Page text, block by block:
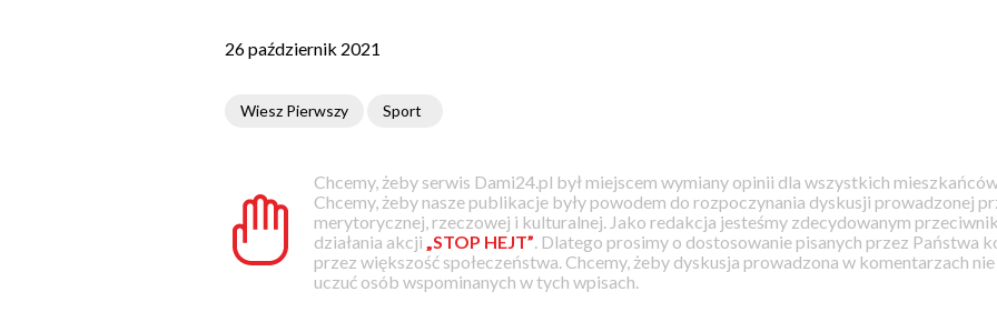
26 październik 2021
Wiesz Pierwszy Sport
Chcemy, żeby serwis Dami24.pl był miejscem wymiany opinii dla wszystkich
Chcemy, żeby nasze publikacje były powodem do rozpoczynania dyskusji prowadzonej
merytorycznej, rzeczowej i kulturalnej. Jako redakcja jesteśmy zdecydowanym
działania akcji „STOP HEJT” . Dlatego prosimy o dostosowanie pisanych przez Państwa
przez większość społeczeństwa. Chcemy, żeby dyskusja prowadzona w komentarzach
uczuć osób wspominanych w tych wpisach.